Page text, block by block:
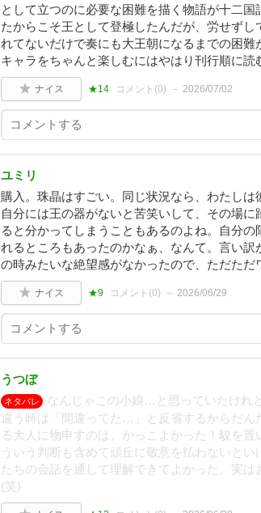
として立つのに必要な困難を描く物語が十二
たからこそ王として登極したんだが、労せず
れてないだけで奏にも大王朝になるまでの困
キャラをちゃんと楽しむにはやはり刊行順に読
ナイス ★14 コメント(0) 2026/07/02
ユミリ
購入。珠晶はすごい。同じ状況なら、わたしは
自分には王の器がないと苦笑いして、その場
ると分かってしまうこともあるのよね。自分
れるところもあったのかなぁ、なんて。言い
の時みたいな絶望感がなかったので、ただただ
ナイス ★9 コメント(0) 2026/06/29
うつぼ
ネタバレ
なんじゃこの小娘…と思っていたけれ
違う時は「間違ってた…」と反省するからだん
る大人に物申すのは、かっこよかった！駮を
ういう判断も含めて頑丘に敬意を払わないと
たちの会話を通して理解できてよかった。実は
(笑)